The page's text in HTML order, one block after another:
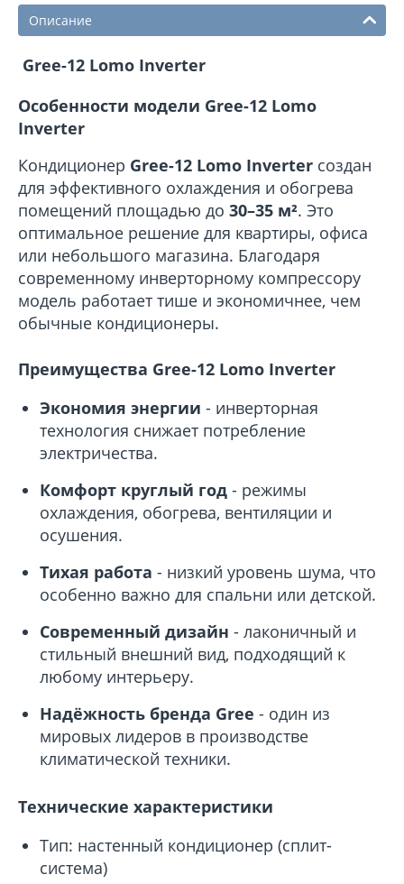
Описание
Gree-12 Lomo Inverter
Особенности модели Gree-12 Lomo
Inverter
Кондиционер Gree-12 Lomo Inverter создан
для эффективного охлаждения и обогрева
помещений площадью до 30–35 м². Это
оптимальное решение для квартиры, офиса
или небольшого магазина. Благодаря
современному инверторному компрессору
модель работает тише и экономичнее, чем
обычные кондиционеры.
Преимущества Gree-12 Lomo Inverter
Экономия энергии - инверторная
технология снижает потребление
электричества.
Комфорт круглый год - режимы
охлаждения, обогрева, вентиляции и
осушения.
Тихая работа - низкий уровень шума, что
особенно важно для спальни или детской.
Современный дизайн - лаконичный и
стильный внешний вид, подходящий к
любому интерьеру.
Надёжность бренда Gree - один из
мировых лидеров в производстве
климатической техники.
Технические характеристики
Тип: настенный кондиционер (сплит-
система)